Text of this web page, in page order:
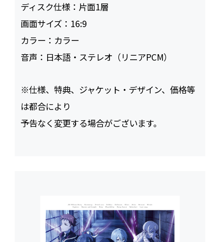
ディスク仕様： 片面1層
画面サイズ： 16:9
カラー： カラー
音声： 日本語・ステレオ（リニアPCM）
※仕様、特典、ジャケット・デザイン、価格等
は都合により
予告なく変更する場合がございます。